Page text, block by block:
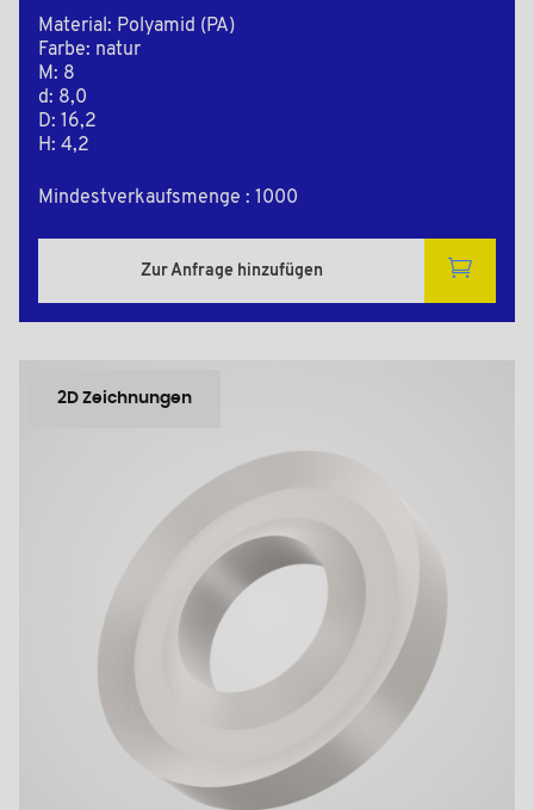
Material: Polyamid (PA)
Farbe: natur
M: 8
d: 8,0
D: 16,2
H: 4,2
Mindestverkaufsmenge : 1000
Zur Anfrage hinzufügen
2D Zeichnungen